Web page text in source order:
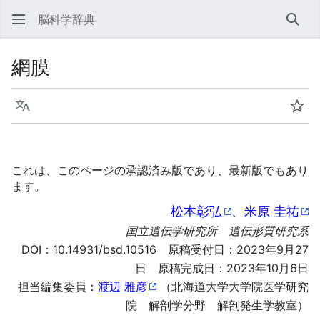
脳科学辞典 検索
網膜
言語 ウ
これは、このページの承認済み版であり、最新版でもあり
ます。
松本彰弘 、 米原 圭祐
国立遺伝学研究所 遺伝形質研究系
DOI： 10.14931/bsd.10516 原稿受付日：2023年9月27
日 原稿完成日：2023年10月6日
担当編集委員： 渡辺 雅彦
（北海道大学大学院医学研究
院 解剖学分野 解剖発生学教室）